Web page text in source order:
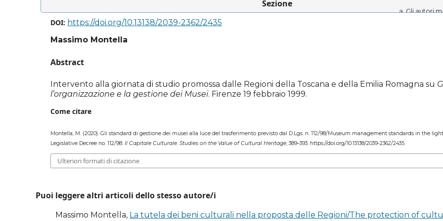
Sezione
Gli autori
paternità
istituzionali
DOI: https://doi.org/10.13138/2039-2362/2435
Massimo Montella
Abstract
Intervento alla giornata di studio promossa dalle Regioni della Toscana e della Emilia Romagna su
l’organizzazione e la gestione dei Musei. Firenze 19 febbraio 1999.
Come citare
Montella, M. (2020). Gli standard di gestione dei musei alla luce del trasferimento previsto dal D.Lgs. n. 112/98/Museum management standards in the
Legislative Decree no. 112/98.Il Capitale Culturale. Studies on the Value of Cultural Heritage, 389–393. https://doi.org/10.13138/2039-2362/2435
Ulteriori formati di citazione
Puoi leggere altri articoli dello stesso autore/i
Massimo Montella, La tutela dei beni culturali nella proposta delle Regioni/The protection of